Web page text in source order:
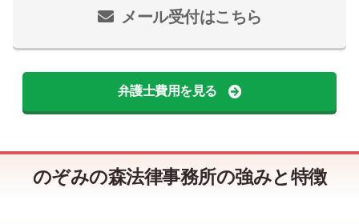
メール受付はこちら
弁護士費用を見る
のぞみの森法律事務所の強みと特徴